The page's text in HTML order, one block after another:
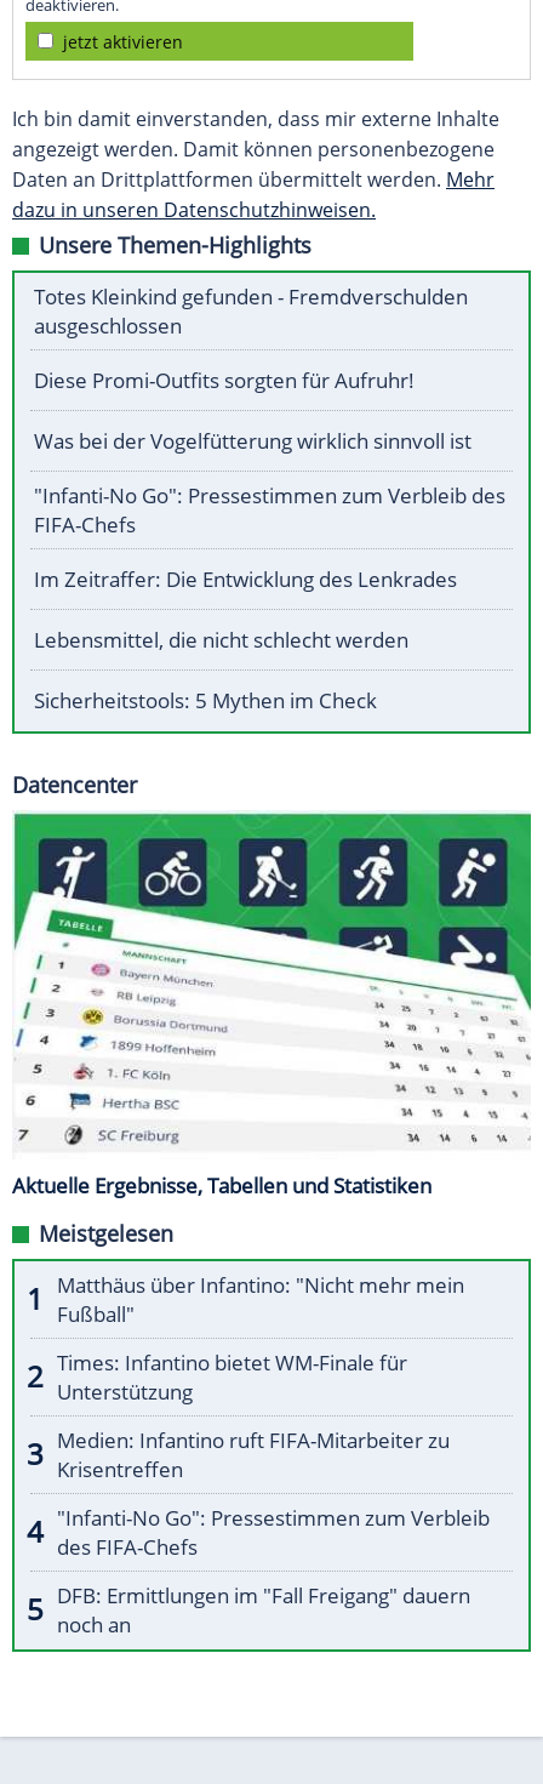
deaktivieren.
jetzt aktivieren
Ich bin damit einverstanden, dass mir externe Inhalte
angezeigt werden. Damit können personenbezogene
Daten an Drittplattformen übermittelt werden. Mehr
dazu in unseren Datenschutzhinweisen.
Unsere Themen-Highlights
Totes Kleinkind gefunden - Fremdverschulden
ausgeschlossen
Diese Promi-Outfits sorgten für Aufruhr!
Was bei der Vogelfütterung wirklich sinnvoll ist
"Infanti-No Go": Pressestimmen zum Verbleib des
FIFA-Chefs
Im Zeitraffer: Die Entwicklung des Lenkrades
Lebensmittel, die nicht schlecht werden
Sicherheitstools: 5 Mythen im Check
Datencenter
Aktuelle Ergebnisse, Tabellen und Statistiken
Meistgelesen
Matthäus über Infantino: "Nicht mehr mein
Fußball"
Times: Infantino bietet WM-Finale für
Unterstützung
Medien: Infantino ruft FIFA-Mitarbeiter zu
Krisentreffen
"Infanti-No Go": Pressestimmen zum Verbleib
des FIFA-Chefs
DFB: Ermittlungen im "Fall Freigang" dauern
noch an